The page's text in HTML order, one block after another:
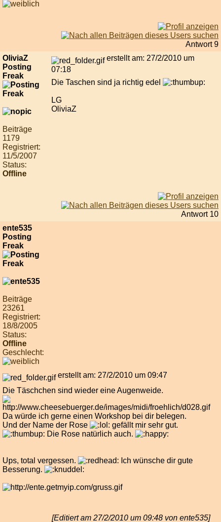
Antwort 9
OliviaZ
Posting
Freak
Beiträge
1179
Registriert:
11/5/2007
Status:
Offline
erstellt am: 27/2/2010 um
07:18
Die Taschen sind ja richtig edel
LG
OliviaZ
Antwort 10
ente535
Posting
Freak
Beiträge
23261
Registriert:
18/8/2005
Status:
Offline
Geschlecht:
erstellt am: 27/2/2010 um 09:47
Die Täschchen sind wieder eine Augenweide.
Da würde ich gerne einen Workshop bei dir belegen.
Und der Name der Rose
gefällt mir sehr gut.
Die Rose natürlich auch.
Ups, total vergessen.
Ich wünsche dir gute
Besserung.
[Editiert am 27/2/2010 um 09:48 von ente535]